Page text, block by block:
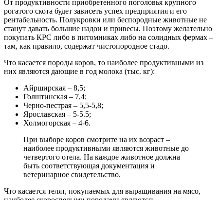
От продуктивности приобретенного поголовья крупного
рогатого скота будет зависеть успех предприятия и его
рентабельность. Полукровки или беспородные животные не
станут давать большие надои и привесы. Поэтому желательно
покупать КРС либо в питомниках либо на солидных фермах –
там, как правило, содержат чистопородное стадо.
Что касается породы коров, то наиболее продуктивными из
них являются дающие в год молока (тыс. кг):
Айрширская – 8,5;
Голштинская – 7,4;
Черно-пестрая – 5,5-5,8;
Ярославская – 5-5.5;
Холмогорская – 4-6.
При выборе коров смотрите на их возраст –
наиболее продуктивными являются животные до
четвертого отела. На каждое животное должна
быть соответствующая документация и
ветеринарное свидетельство.
Что касается телят, покупаемых для выращивания на мясо,